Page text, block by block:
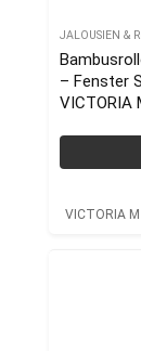
JALOUSIEN &
– Fenster
VICTORIA
VICTORIA M